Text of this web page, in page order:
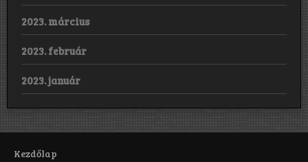
2023. március
2023. február
2023. január
Kezdőlap